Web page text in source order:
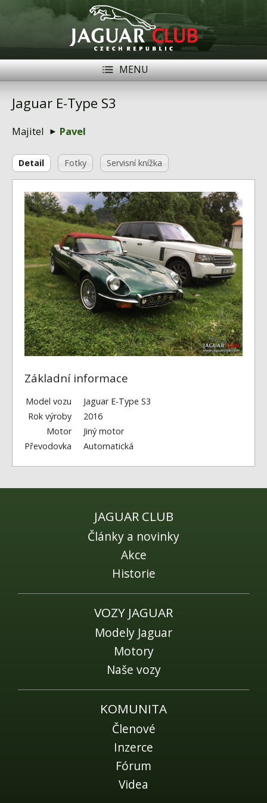
MENU
Členové
Naše vozy
Akce
Inzerce
Fórum
Videa
Kontakt
Jaguar E-Type S3
Majitel Pavel
Detail Fotky Servisní knížka
Základní informace
Model vozu
Jaguar E-Type S3
Rok výroby
2016
Motor
Jiný motor
Převodovka
Automatická
JAGUAR CLUB
Články a novinky
Akce
Historie
VOZY JAGUAR
Modely Jaguar
Motory
Naše vozy
KOMUNITA
Členové
Inzerce
Fórum
Videa